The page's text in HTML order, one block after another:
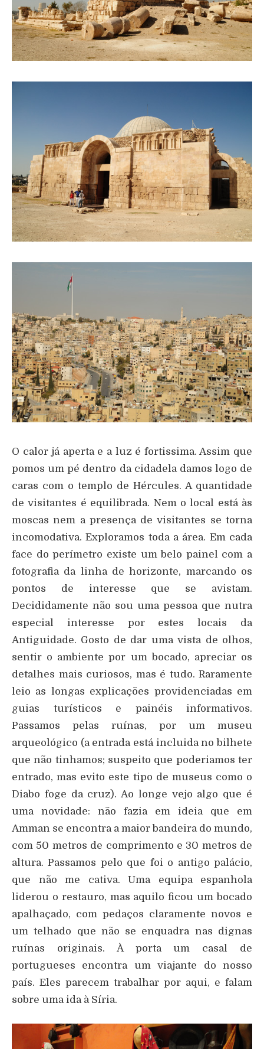
O calor já aperta e a luz é fortissima. Assim que
pomos um pé dentro da cidadela damos logo de
caras com o templo de Hércules. A quantidade
de visitantes é equilibrada. Nem o local está às
moscas nem a presença de visitantes se torna
incomodativa. Exploramos toda a área. Em cada
face do perímetro existe um belo painel com a
fotografia da linha de horizonte, marcando os
pontos de interesse que se avistam.
Decididamente não sou uma pessoa que nutra
especial interesse por estes locais da
Antiguidade. Gosto de dar uma vista de olhos,
sentir o ambiente por um bocado, apreciar os
detalhes mais curiosos, mas é tudo. Raramente
leio as longas explicações providenciadas em
guias turísticos e painéis informativos.
Passamos pelas ruínas, por um museu
arqueológico (a entrada está incluida no bilhete
que não tinhamos; suspeito que poderiamos ter
entrado, mas evito este tipo de museus como o
Diabo foge da cruz). Ao longe vejo algo que é
uma novidade: não fazia em ideia que em
Amman se encontra a maior bandeira do mundo,
com 50 metros de comprimento e 30 metros de
altura. Passamos pelo que foi o antigo palácio,
que não me cativa. Uma equipa espanhola
liderou o restauro, mas aquilo ficou um bocado
apalhaçado, com pedaços claramente novos e
um telhado que não se enquadra nas dignas
ruínas originais. À porta um casal de
portugueses encontra um viajante do nosso
país. Eles parecem trabalhar por aqui, e falam
sobre uma ida à Síria.